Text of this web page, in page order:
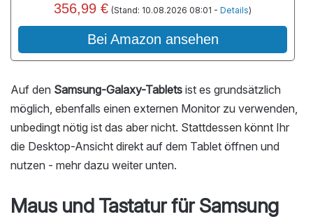
356,99 € (Stand: 10.08.2026 08:01 -Details)
Bei Amazon ansehen
Auf den Samsung-Galaxy-Tablets ist es grundsätzlich
möglich, ebenfalls einen externen Monitor zu verwenden,
unbedingt nötig ist das aber nicht. Stattdessen könnt Ihr
die Desktop-Ansicht direkt auf dem Tablet öffnen und
nutzen - mehr dazu weiter unten.
Maus und Tastatur für Samsung